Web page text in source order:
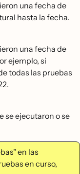
una fecha de
hasta la fecha.
una fecha de
ejemplo, si
todas las pruebas
se ejecutaron o se
en las
en curso,